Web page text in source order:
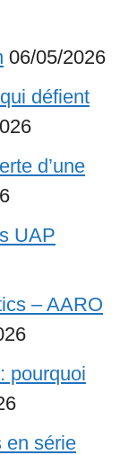
06/05/2026
défient
d’une
UAP
– AARO
pourquoi
en série